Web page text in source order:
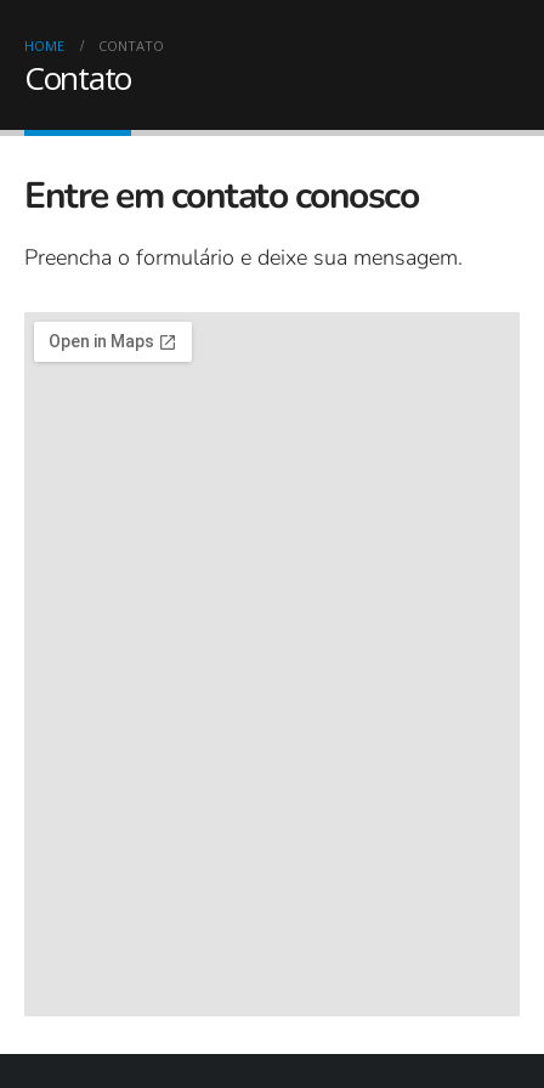
HOME CONTATO
Contato
Entre em contato conosco
Preencha o formulário e deixe sua mensagem.